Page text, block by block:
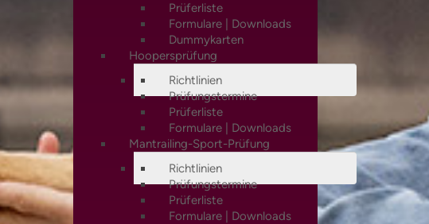
Prüferliste
Formulare | Downloads
Dummykarten
Hoopersprüfung
Richtlinien
Prüfungstermine
Prüferliste
Formulare | Downloads
Mantrailing-Sport-Prüfung
Richtlinien
Prüfungstermine
Prüferliste
Formulare | Downloads